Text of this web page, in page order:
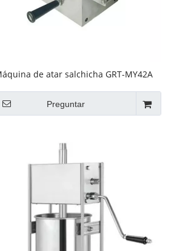
de atar salchicha GRT-MY42A
Preguntar